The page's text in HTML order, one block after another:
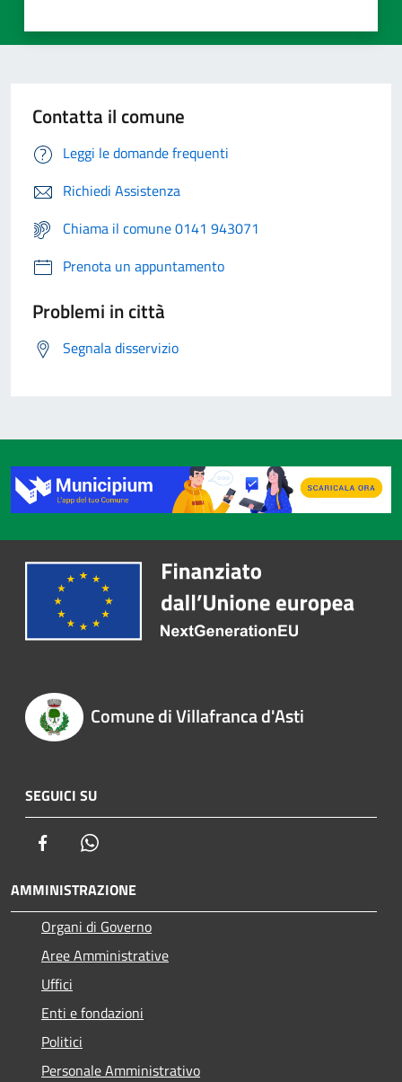
Contatta il comune
Leggi le domande frequenti
Richiedi Assistenza
Chiama il comune 0141 943071
Prenota un appuntamento
Problemi in città
Segnala disservizio
Comune di Villafranca d'Asti
SEGUICI SU
Facebook
AMMINISTRAZIONE
Organi di Governo
Aree Amministrative
Uffici
Enti e fondazioni
Politici
Personale Amministrativo